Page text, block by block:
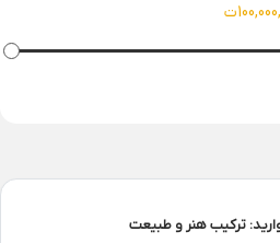
ترکیب هنر و طبیعت